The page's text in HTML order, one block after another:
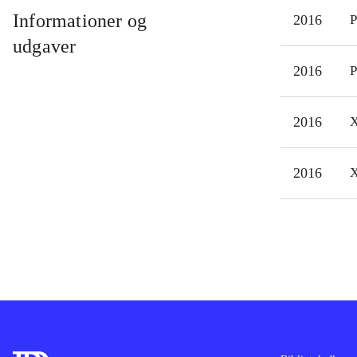
Informationer og
udgaver
2016
2016
2016
2016